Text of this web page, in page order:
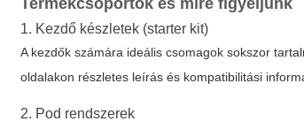
Termékcsoportok és mire figyeljünk
1. Kezdő készletek (starter kit)
A kezdők számára ideális csomagok sokszor
oldalakon részletes leírás és kompatibilitási
2. Pod rendszerek